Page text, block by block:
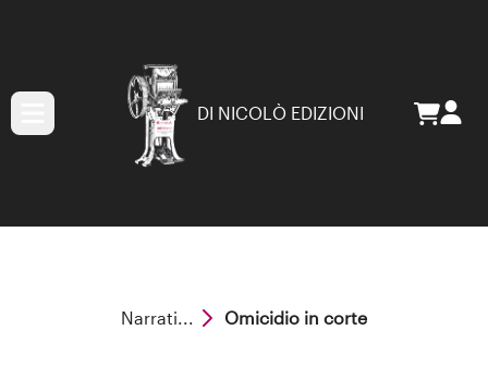
DI NICOLÒ EDIZIONI
Narrati... Omicidio in corte